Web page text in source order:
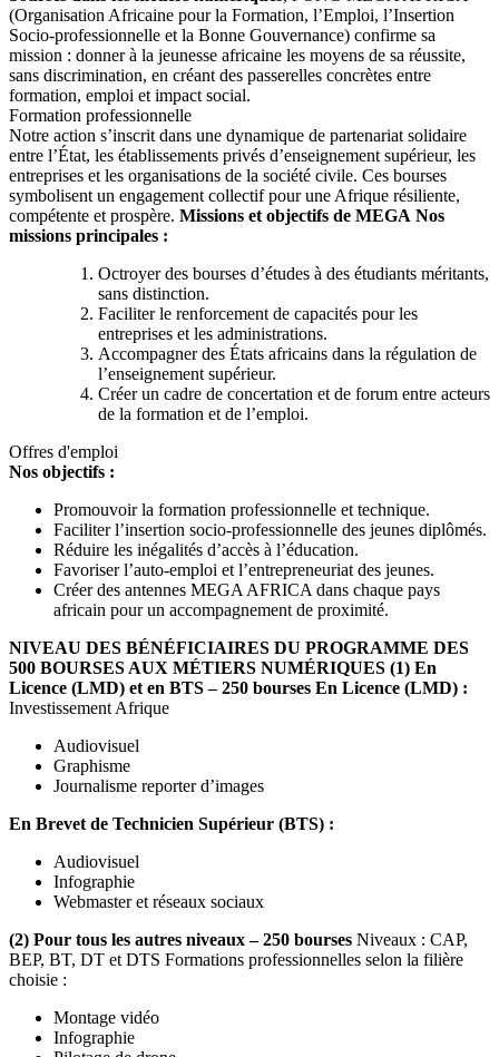
(Organisation Africaine pour la Formation, l’Emploi, l’Insertion
Socio-professionnelle et la Bonne Gouvernance) confirme sa
mission : donner à la jeunesse africaine les moyens de sa réussite,
sans discrimination, en créant des passerelles concrètes entre
formation, emploi et impact social.
Formation professionnelle
Notre action s’inscrit dans une dynamique de partenariat solidaire
entre l’État, les établissements privés d’enseignement supérieur, les
entreprises et les organisations de la société civile. Ces bourses
symbolisent un engagement collectif pour une Afrique résiliente,
compétente et prospère. Missions et objectifs de MEGA Nos
missions principales :
Octroyer des bourses d’études à des étudiants méritants,
sans distinction.
Faciliter le renforcement de capacités pour les
entreprises et les administrations.
Accompagner des États africains dans la régulation de
l’enseignement supérieur.
Créer un cadre de concertation et de forum entre acteurs
de la formation et de l’emploi.
Offres d'emploi
Nos objectifs :
Promouvoir la formation professionnelle et technique.
Faciliter l’insertion socio-professionnelle des jeunes diplômés.
Réduire les inégalités d’accès à l’éducation.
Favoriser l’auto-emploi et l’entrepreneuriat des jeunes.
Créer des antennes MEGA AFRICA dans chaque pays
africain pour un accompagnement de proximité.
NIVEAU DES BÉNÉFICIAIRES DU PROGRAMME DES
500 BOURSES AUX MÉTIERS NUMÉRIQUES (1) En
Licence (LMD) et en BTS – 250 bourses En Licence (LMD) :
Investissement Afrique
Audiovisuel
Graphisme
Journalisme reporter d’images
En Brevet de Technicien Supérieur (BTS) :
Audiovisuel
Infographie
Webmaster et réseaux sociaux
(2) Pour tous les autres niveaux – 250 bourses Niveaux : CAP,
BEP, BT, DT et DTS Formations professionnelles selon la filière
choisie :
Montage vidéo
Infographie